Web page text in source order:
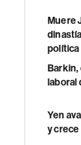
Muere
política
Barkin,
laboral
Yen
y